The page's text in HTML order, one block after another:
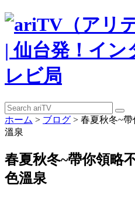
ホーム > ブログ > 春夏秋冬~
溫泉
春夏秋冬~帶你領略
色溫泉